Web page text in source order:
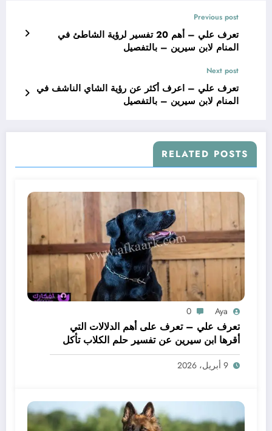
Previous post
تعرف علي – أهم 20 تفسير لرؤية الشاطئ في
المنام لابن سيرين – بالتفصيل
Next post
تعرف علي – اعرف أكثر عن رؤية الشاي الناشف في
المنام لابن سيرين – بالتفصيل
RELATED POSTS
Aya
0
تعرف علي – تعرف على أهم الدلالات التي
أقرها ابن سيرين عن تفسير حلم الكلاب تأكل
لحم – بالتفصيل
9 أبريل، 2026